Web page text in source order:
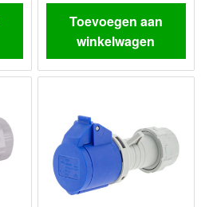
Toevoegen aan
winkelwagen